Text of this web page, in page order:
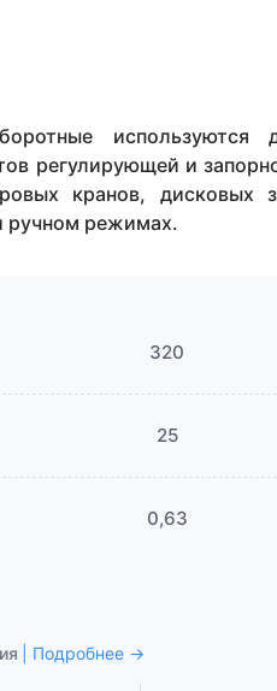
используются
регулирующей и
кранов,
ручном режимах.
320
25
0,63
| Подробнее →